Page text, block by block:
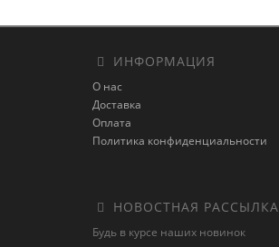
ИНФОРМАЦИЯ
О нас
Доставка
Оплата
Политика конфиденциальности
НОВОСТНАЯ РАССЫЛКА
Будь в курсе наших новинок